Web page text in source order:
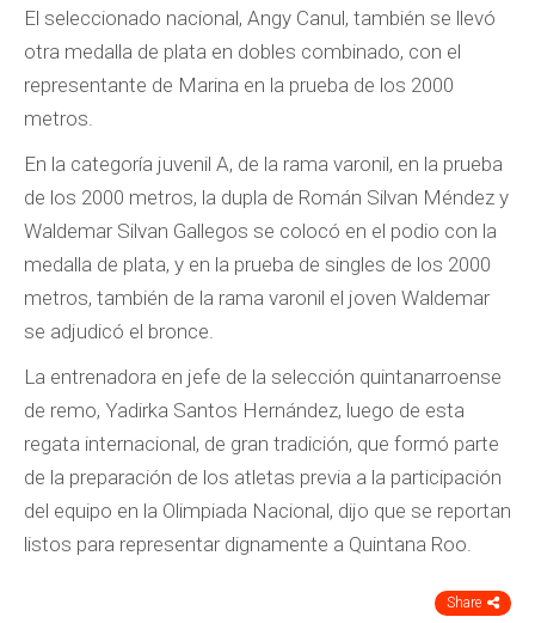
El seleccionado nacional, Angy Canul, también se llevó
otra medalla de plata en dobles combinado, con el
representante de Marina en la prueba de los 2000
metros.
En la categoría juvenil A, de la rama varonil, en la prueba
de los 2000 metros, la dupla de Román Silvan Méndez y
Waldemar Silvan Gallegos se colocó en el podio con la
medalla de plata, y en la prueba de singles de los 2000
metros, también de la rama varonil el joven Waldemar
se adjudicó el bronce.
La entrenadora en jefe de la selección quintanarroense
de remo, Yadirka Santos Hernández, luego de esta
regata internacional, de gran tradición, que formó parte
de la preparación de los atletas previa a la participación
del equipo en la Olimpiada Nacional, dijo que se reportan
listos para representar dignamente a Quintana Roo.
Share